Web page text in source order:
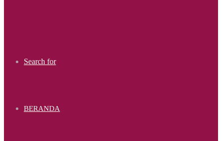
Search for
BERANDA